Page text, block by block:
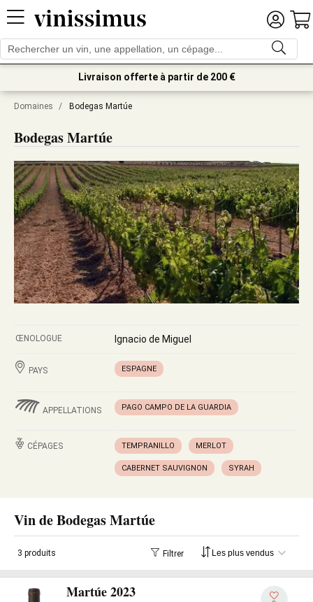
Livraison offerte à partir de 200 €
Domaines / Bodegas Martúe
Bodegas Martúe
ŒNOLOGUE Ignacio de Miguel
PAYS ESPAGNE
APPELLATIONS PAGO CAMPO DE LA GUARDIA
CÉPAGES TEMPRANILLO MERLOT
CABERNET SAUVIGNON SYRAH
Vin de Bodegas Martúe
3 produits Filtrer
Martúe 2023